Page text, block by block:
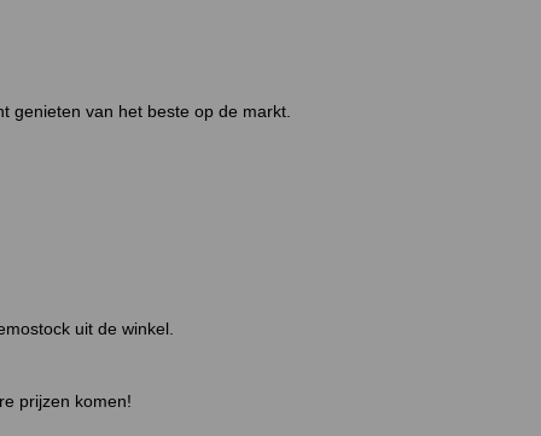
genieten van het beste op de markt.
uit de winkel.
prijzen komen!